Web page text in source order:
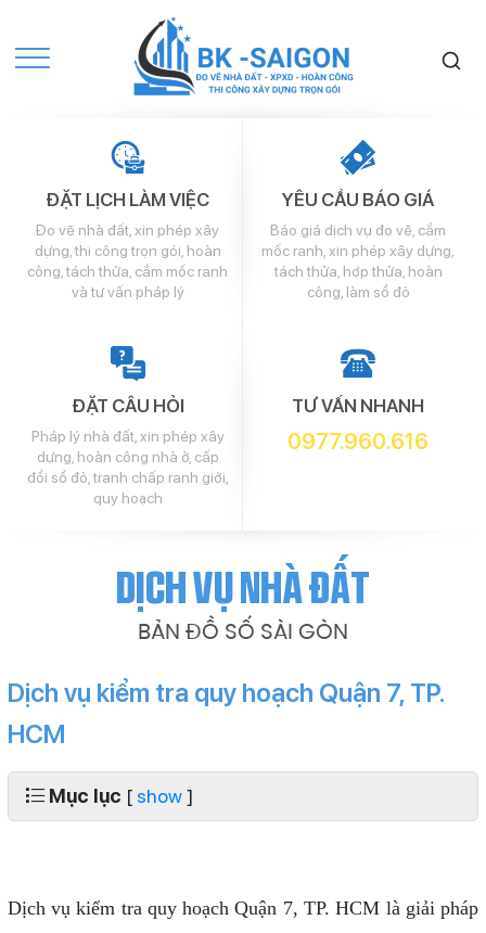
ĐẶT LỊCH LÀM VIỆC
Đo vẽ nhà đất, xin phép xây
dựng, thi công trọn gói, hoàn
công, tách thửa, cắm mốc ranh
và tư vấn pháp lý
YÊU CẦU BÁO GIÁ
Báo giá dịch vụ đo vẽ, cắm
mốc ranh, xin phép xây dựng,
tách thửa, hợp thửa, hoàn
công, làm sổ đỏ
ĐẶT CÂU HỎI
Pháp lý nhà đất, xin phép xây
dựng, hoàn công nhà ở, cấp
đổi sổ đỏ, tranh chấp ranh giới,
quy hoạch
TƯ VẤN NHANH
0977.960.616
Dịch vụ nhà đất
BẢN ĐỒ SỐ SÀI GÒN
Dịch vụ kiểm tra quy hoạch Quận 7, TP.
HCM
Mục lục [ show]
Dịch vụ kiểm tra quy hoạch Quận 7, TP. HCM là giải pháp